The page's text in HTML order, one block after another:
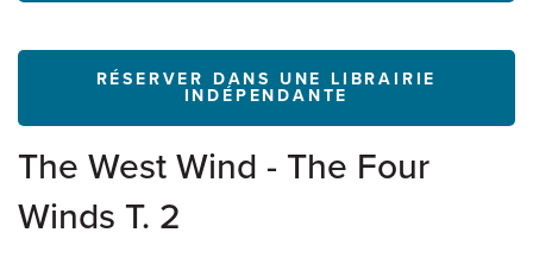
RÉSERVER DANS UNE LIBRAIRIE
INDÉPENDANTE
The West Wind - The Four
Winds T. 2